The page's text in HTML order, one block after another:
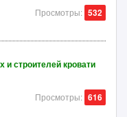
Просмотры: 532
и строителей кровати
Просмотры: 616